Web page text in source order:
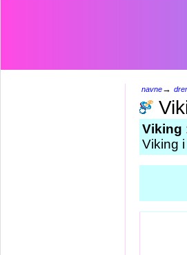
navne→
Viking
Viking